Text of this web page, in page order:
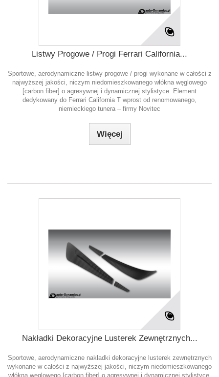
Listwy Progowe / Progi Ferrari California...
Sportowe, aerodynamiczne listwy progowe / progi wykonane w całości z
najwyższej jakości, niczym niedomieszkowanego włókna węglowego
[carbon fiber] o agresywnej i dynamicznej stylistyce. Element
dedykowany do Ferrari California T wprost od renomowanego,
niemieckiego tunera – firmy Novitec
Więcej
Nakładki Dekoracyjne Lusterek Zewnętrznych...
Sportowe, aerodynamiczne nakładki dekoracyjne lusterek zewnętrznych
wykonane w całości z najwyższej jakości, niczym niedomieszkowanego
włókna węglowego [carbon fiber] o agresywnej i dynamicznej stylistyce.